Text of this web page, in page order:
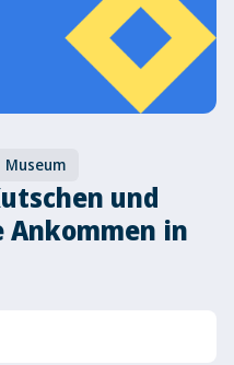
Museum
und
Ankommen in